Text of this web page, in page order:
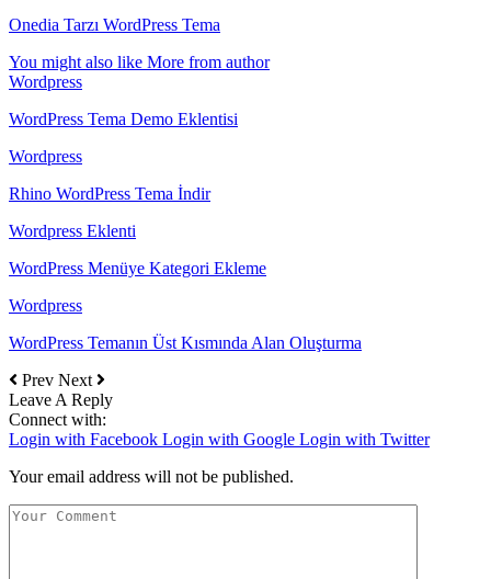
Onedia Tarzı WordPress Tema
You might also like More from author
Wordpress
WordPress Tema Demo Eklentisi
Wordpress
Rhino WordPress Tema İndir
Wordpress Eklenti
WordPress Menüye Kategori Ekleme
Wordpress
WordPress Temanın Üst Kısmında Alan Oluşturma
Prev Next
Leave A Reply
Connect with:
Login with Facebook Login with Google Login with Twitter
Your email address will not be published.